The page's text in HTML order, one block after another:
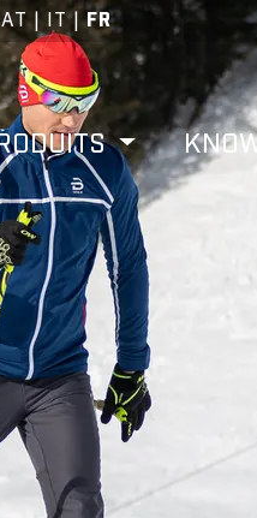
AT| IT|FR